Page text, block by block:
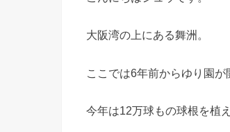
大阪湾の上にある舞洲。
ここでは6年前からゆり園が
今年は12万球もの球根を植